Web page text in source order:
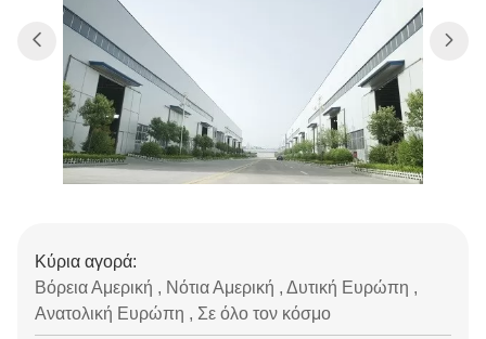
Κύρια αγορά:
Βόρεια Αμερική , Νότια Αμερική , Δυτική Ευρώπη ,
Ανατολική Ευρώπη , Σε όλο τον κόσμο